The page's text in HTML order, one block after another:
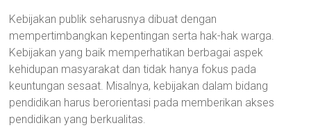
Kebijakan publik seharusnya dibuat dengan
mempertimbangkan kepentingan serta hak-hak warga.
Kebijakan yang baik memperhatikan berbagai aspek
kehidupan masyarakat dan tidak hanya fokus pada
keuntungan sesaat. Misalnya, kebijakan dalam bidang
pendidikan harus berorientasi pada memberikan akses
pendidikan yang berkualitas.